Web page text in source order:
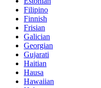
Filipino
Finnish
Frisian
Galician
Georgian
Gujarati
Haitian
Hausa
Hawaiian